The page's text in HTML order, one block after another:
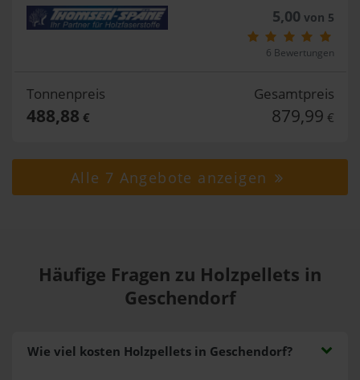
5,00 von 5
6 Bewertungen
Tonnenpreis
488,88 €
Gesamtpreis
879,99 €
Alle 7 Angebote anzeigen
Häufige Fragen zu Holzpellets in
Geschendorf
Wie viel kosten Holzpellets in Geschendorf?